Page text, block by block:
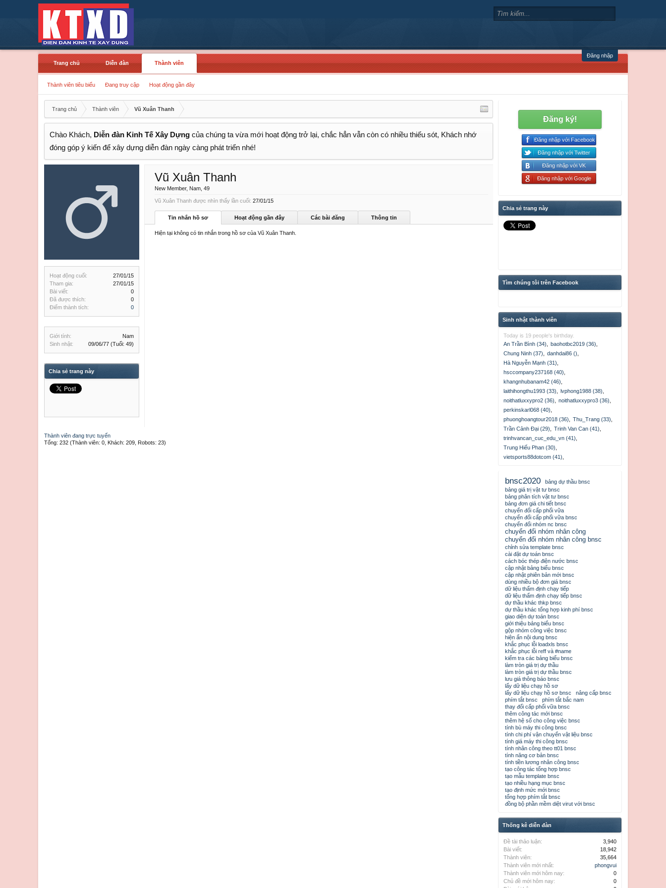
Đăng nhập
Trang chủ
Diễn đàn Thành viên
Thành viên tiêu biểu Đang truy cập Hoạt động gần đây
Trang chủ Thành viên Vũ Xuân Thanh
Chào Khách, Diễn đàn Kinh Tế Xây Dựng của chúng ta vừa mới hoạt động trở lại, chắc hẳn vẫn còn có nhiều thiếu sót, Khách nhớ
đóng góp ý kiến để xây dựng diễn đàn ngày càng phát triển nhé!
Hoạt động cuối:
27/01/15
Tham gia:
27/01/15
Bài viết:
0
Đã được thích:
0
Điểm thành tích:
0
Giới tính:
Nam
Sinh nhật:
09/06/77 (Tuổi: 49)
Chia sẻ trang này
Vũ Xuân Thanh
New Member, Nam, 49
Vũ Xuân Thanh được nhìn thấy lần cuối: 27/01/15
Tin nhắn hồ sơ Hoạt động gần đây Các bài đăng Thông tin
Hiện tại không có tin nhắn trong hồ sơ của Vũ Xuân Thanh.
Thành viên đang trực tuyến
Tổng: 232 (Thành viên: 0, Khách: 209, Robots: 23)
Đăng ký!
Đăng nhập với Facebook
Đăng nhập với Twitter
Đăng nhập với VK
Đăng nhập với Google
Chia sẻ trang này
Tìm chúng tôi trên Facebook
Sinh nhật thành viên
Today is 19 people's birthday.
An Trần Bình (34)
baohotbc2019 (36)
Chung Ninh (37)
danhdai86 ()
Hà Nguyễn Mạnh (31)
hsccompany237168 (40)
khangnhubanam42 (46)
laithihongthu1993 (33)
lvphong1988 (38)
noithatluxxypro2 (36)
noithatluxxypro3 (36)
perkinskarl068 (40)
phuonghoangtour2018 (36)
Thu_Trang (33)
Trần Cảnh Đại (29)
Trinh Van Can (41)
trinhvancan_cuc_edu_vn (41)
Trung Hiếu Phan (30)
vietsports88dotcom (41)
bnsc2020
bảng dự thầu bnsc
bảng giá trị vật tư bnsc
bảng phân tích vật tư bnsc
bảng đơn giá chi tiết bnsc
chuyển đổi cấp phối vữa
chuyển đổi cấp phối vữa bnsc
chuyển đổi nhóm nc bnsc
chuyển đổi nhóm nhân công
chuyển đổi nhóm nhân công bnsc
chỉnh sửa template bnsc
cài đặt dự toán bnsc
cách bóc thép điện nước bnsc
cập nhật bảng biểu bnsc
cập nhật phiên bản mới bnsc
dùng nhiều bộ đơn giá bnsc
dữ liệu thẩm định chạy tiếp
dữ liệu thẩm định chạy tiếp bnsc
dự thầu khác thkp bnsc
dự thầu khác tổng hợp kinh phí bnsc
giao diện dự toán bnsc
giới thiệu bảng biểu bnsc
gộp nhóm công việc bnsc
hiện ẩn nội dung bnsc
khắc phục lỗi loadxls bnsc
khắc phục lỗi reff và #name
kiểm tra các bảng biểu bnsc
làm tròn giá trị dự thầu
làm tròn giá trị dự thầu bnsc
lưu giá thông báo bnsc
lấy dữ liệu chạy hồ sơ
lấy dữ liệu chạy hồ sơ bnsc
nâng cấp bnsc
phím tắt bnsc
phím tắt bắc nam
thay đổi cấp phối vữa bnsc
thêm công tác mới bnsc
thêm hệ số cho công việc bnsc
tính bù máy thi công bnsc
tính chi phí vận chuyển vật liệu bnsc
tính giá máy thi công bnsc
tính nhân công theo tt01 bnsc
tính năng cơ bản bnsc
tính tiền lương nhân công bnsc
tạo công tác tổng hợp bnsc
tạo mẫu template bnsc
tạo nhiều hạng mục bnsc
tạo định mức mới bnsc
tổng hợp phím tắt bnsc
đồng bộ phần mềm diệt virut với bnsc
Thống kê diễn đàn
Đề tài thảo luận:
3,940
Bài viết:
18,942
Thành viên:
35,664
Thành viên mới nhất:
phongvui
Thành viên mới hôm nay:
0
Chủ đề mới hôm nay:
0